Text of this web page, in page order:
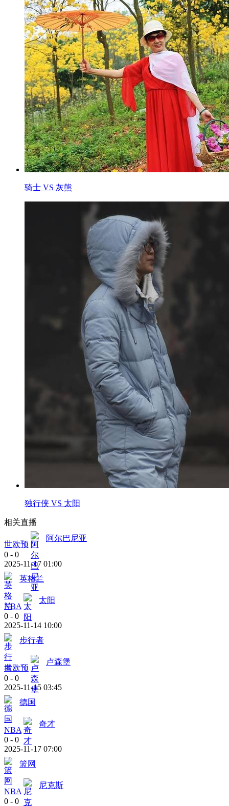
骑士 VS 灰熊
独行侠 VS 太阳
相关直播
世欧预
阿尔巴尼亚
0 - 0
2025-11-17 01:00
英格兰
NBA
太阳
0 - 0
2025-11-14 10:00
步行者
世欧预
卢森堡
0 - 0
2025-11-15 03:45
德国
NBA
奇才
0 - 0
2025-11-17 07:00
篮网
NBA
尼克斯
0 - 0